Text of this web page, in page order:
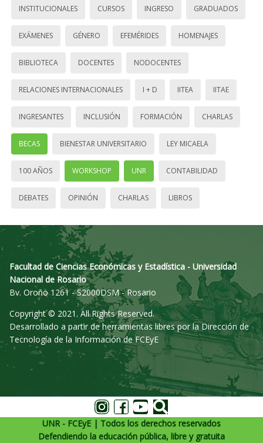
INSTITUCIONALES CURSOS INGRESO GRADUADOS
EXÁMENES GÉNERO EFEMÉRIDES HOMENAJES
BIBLIOTECA DOCENTES NODOCENTES
RELACIONES INTERNACIONALES I + D IITEA IITAE
INGRESANTES INCLUSIÓN FORMACIÓN CHARLAS
BECAS BIENESTAR UNIVERSITARIO LEY MICAELA
100 AÑOS WORKSHOP UNR CONTABILIDAD
DEBATES OPINIÓN CHARLAS LIBROS
Facultad de Ciencias Económicas y Estadística - Universidad
Nacional de Rosario
Bv. Oroño 1261 - S2000DSM - Rosario
Copyright © 2021. All Rights Reserved.
Desarrollado a partir de herramientas libres por la Dirección de
Tecnología de la Información de FCEyE
UNR - FCEyE | Todos los derechos reservados
Defendiendo la educación pública, libre y gratuita